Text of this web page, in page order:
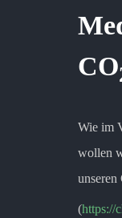
CO
Wie im
wollen
unseren
(https://